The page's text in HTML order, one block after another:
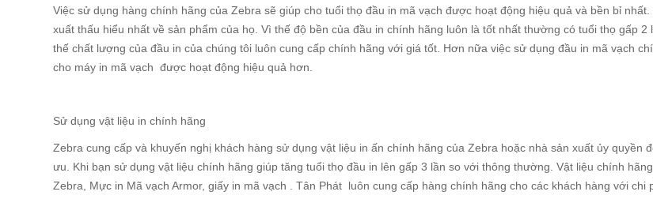
Việc sử dụng hàng chính hãng của Zebra sẽ giúp cho tuổi thọ đầu in mã vạch được hoạt động hiệu quả và bền bỉ
xuất thấu hiểu nhất về sản phẩm của họ. Vì thế độ bền của đầu in chính hãng luôn là tốt nhất thường có tuổi thọ gấp 2
thế chất lượng của đầu in của chúng tôi luôn cung cấp chính hãng với giá tốt. Hơn nữa việc sử dụng đầu in mã vạch
cho máy in mã vạch được hoạt động hiệu quả hơn.
Sử dụng vật liệu in chính hãng
Zebra cung cấp và khuyến nghị khách hàng sử dụng vật liệu in ấn chính hãng của Zebra hoặc nhà sản xuất ủy quyền
ưu. Khi bạn sử dụng vật liệu chính hãng giúp tăng tuổi thọ đầu in lên gấp 3 lần so với thông thường. Vật liệu chính
Zebra, Mực in Mã vạch Armor, giấy in mã vạch . Tân Phát luôn cung cấp hàng chính hãng cho các khách hàng với chi